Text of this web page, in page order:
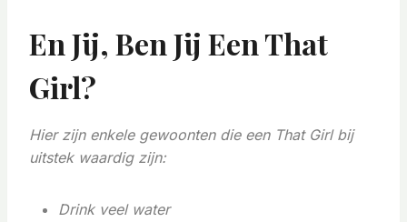
En Jij, Ben Jij Een That
Girl?
Hier zijn enkele gewoonten die een That Girl bij
uitstek waardig zijn:
Drink veel water